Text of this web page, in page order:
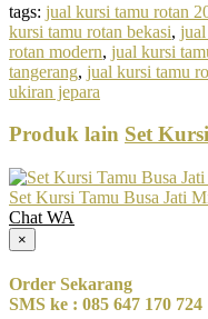
tags: jual kursi tamu rotan
kursi tamu rotan bekasi, jual
rotan modern, jual kursi
tangerang, jual kursi tamu
ukiran jepara
Produk lain Set
Set Kursi Tamu Busa Jati
Chat WA
×
Order Sekarang
SMS ke : 085 647 170 724